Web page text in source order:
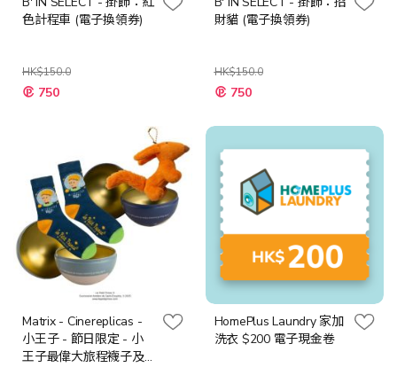
色計程車 (電子換領券)
HK$150.0
特
殊 750
財貓 (電子換領券)
HK$150.0
特
殊
格
750
Matrix - Cinereplicas -
小王子 - 節日限定 - 小
王子最偉大旅程襪子及
HomePlus Laundry 家加
洗衣 $200 電子現金卷